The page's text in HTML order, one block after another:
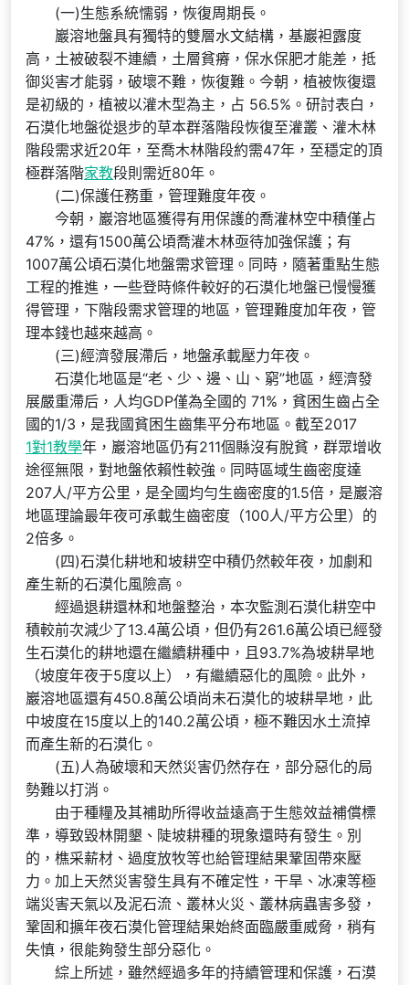
(一)生態系統懦弱，恢復周期長。
巖溶地盤具有獨特的雙層水文結構，基巖袒露度
高，土被破裂不連續，土層貧瘠，保水保肥才能差，抵
御災害才能弱，破壞不難，恢復難。今朝，植被恢復還
是初級的，植被以灌木型為主，占 56.5%。研討表白，
石漠化地盤從退步的草本群落階段恢復至灌叢、灌木林
階段需求近20年，至喬木林階段約需47年，至穩定的頂
極群落階家教段則需近80年。
(二)保護任務重，管理難度年夜。
今朝，巖溶地區獲得有用保護的喬灌林空中積僅占
47%，還有1500萬公頃喬灌木林亟待加強保護；有
1007萬公頃石漠化地盤需求管理。同時，隨著重點生態
工程的推進，一些登時條件較好的石漠化地盤已慢慢獲
得管理，下階段需求管理的地區，管理難度加年夜，管
理本錢也越來越高。
(三)經濟發展滯后，地盤承載壓力年夜。
石漠化地區是“老、少、邊、山、窮”地區，經濟發
展嚴重滯后，人均GDP僅為全國的 71%，貧困生齒占全
國的1/3，是我國貧困生齒集平分布地區。截至2017
1對1教學年，巖溶地區仍有211個縣沒有脫貧，群眾增收
途徑無限，對地盤依賴性較強。同時區域生齒密度達
207人/平方公里，是全國均勻生齒密度的1.5倍，是巖溶
地區理論最年夜可承載生齒密度（100人/平方公里）的
2倍多。
(四)石漠化耕地和坡耕空中積仍然較年夜，加劇和
產生新的石漠化風險高。
經過退耕還林和地盤整治，本次監測石漠化耕空中
積較前次減少了13.4萬公頃，但仍有261.6萬公頃已經發
生石漠化的耕地還在繼續耕種中，且93.7%為坡耕旱地
（坡度年夜于5度以上），有繼續惡化的風險。此外，
巖溶地區還有450.8萬公頃尚未石漠化的坡耕旱地，此
中坡度在15度以上的140.2萬公頃，極不難因水土流掉
而產生新的石漠化。
(五)人為破壞和天然災害仍然存在，部分惡化的局
勢難以打消。
由于種糧及其補助所得收益遠高于生態效益補償標
準，導致毀林開墾、陡坡耕種的現象還時有發生。別
的，樵采薪材、過度放牧等也給管理結果鞏固帶來壓
力。加上天然災害發生具有不確定性，干旱、冰凍等極
端災害天氣以及泥石流、叢林火災、叢林病蟲害多發，
鞏固和擴年夜石漠化管理結果始終面臨嚴重威脅，稍有
失慎，很能夠發生部分惡化。
綜上所述，雖然經過多年的持續管理和保護，石漠